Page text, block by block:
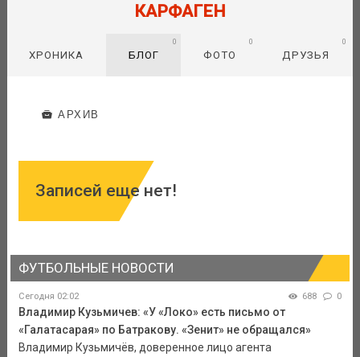
КАРФАГЕН
ХРОНИКА БЛОГ
0
ФОТО
0
ДРУЗЬЯ
0
АРХИВ
Записей еще нет!
ФУТБОЛЬНЫЕ НОВОСТИ
Сегодня 02:02 688 0
Владимир Кузьмичев: «У «Локо» есть письмо от
«Галатасарая» по Батракову. «Зенит» не обращался»
Владимир Кузьмичёв, доверенное лицо агента